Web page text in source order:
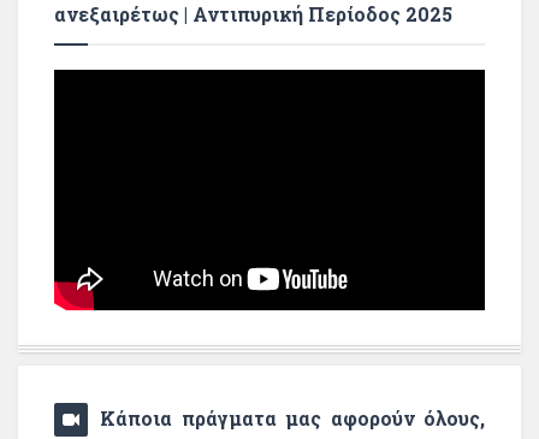
ανεξαιρέτως | Αντιπυρική Περίοδος 2025
Κάποια πράγματα μας αφορούν όλους,